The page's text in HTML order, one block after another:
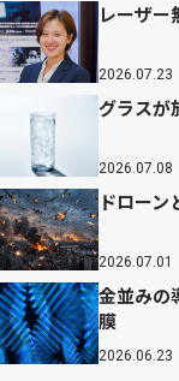
レーザー
2026.07.23
グラスが
2026.07.08
ドロー
2026.07.01
金並みの
膜
2026.06.23